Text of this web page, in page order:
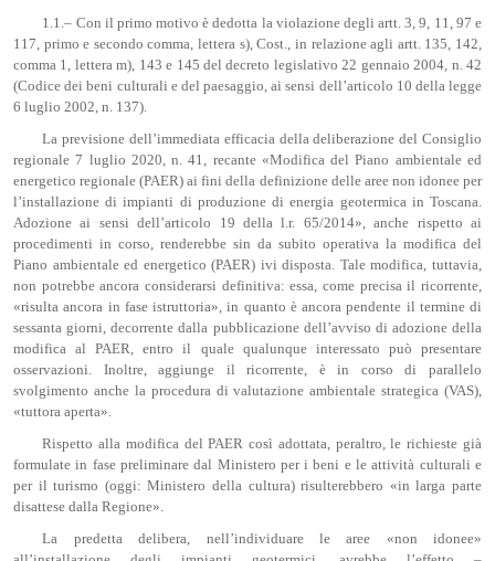
1.1.– Con il primo motivo è dedotta la violazione degli artt. 3, 9, 11, 97 e
117, primo e secondo comma, lettera s), Cost., in relazione agli artt. 135, 142,
comma 1, lettera m), 143 e 145 del decreto legislativo 22 gennaio 2004, n. 42
(Codice dei beni culturali e del paesaggio, ai sensi dell’articolo 10 della legge
6 luglio 2002, n. 137).
La previsione dell’immediata efficacia della deliberazione del Consiglio
regionale 7 luglio 2020, n. 41, recante «Modifica del Piano ambientale ed
energetico regionale (PAER) ai fini della definizione delle aree non idonee per
l’installazione di impianti di produzione di energia geotermica in Toscana.
Adozione ai sensi dell’articolo 19 della l.r. 65/2014», anche rispetto ai
procedimenti in corso, renderebbe sin da subito operativa la modifica del
Piano ambientale ed energetico (PAER) ivi disposta. Tale modifica, tuttavia,
non potrebbe ancora considerarsi definitiva: essa, come precisa il ricorrente,
«risulta ancora in fase istruttoria», in quanto è ancora pendente il termine di
sessanta giorni, decorrente dalla pubblicazione dell’avviso di adozione della
modifica al PAER, entro il quale qualunque interessato può presentare
osservazioni. Inoltre, aggiunge il ricorrente, è in corso di parallelo
svolgimento anche la procedura di valutazione ambientale strategica (VAS),
«tuttora aperta».
Rispetto alla modifica del PAER così adottata, peraltro, le richieste già
formulate in fase preliminare dal Ministero per i beni e le attività culturali e
per il turismo (oggi: Ministero della cultura) risulterebbero «in larga parte
disattese dalla Regione».
La predetta delibera, nell’individuare le aree «non idonee»